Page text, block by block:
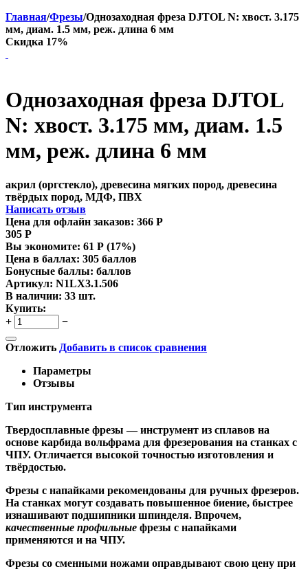
Главная/Фрезы/Однозаходная фреза DJTOL N: хвост. 3.175
мм, диам. 1.5 мм, реж. длина 6 мм
Скидка 17%
Однозаходная фреза DJTOL
N: хвост. 3.175 мм, диам. 1.5
мм, реж. длина 6 мм
акрил (оргстекло), древесина мягких пород, древесина
твёрдых пород, МДФ, ПВХ
Написать отзыв
Цена для офлайн заказов: 366 Р
305 Р
Вы экономите: 61 Р (17%)
Цена в баллах: 305 баллов
Бонусные баллы: баллов
Артикул: N1LX3.1.506
В наличии: 33 шт.
Купить:
+
−
Отложить Добавить в список сравнения
Параметры
Отзывы
Тип инструмента
Твердосплавные фрезы — инструмент из сплавов на
основе карбида вольфрама для фрезерования на станках с
ЧПУ. Отличается высокой точностью изготовления и
твёрдостью.
Фрезы с напайками рекомендованы для ручных фрезеров.
На станках могут создавать повышенное биение, быстрее
изнашивают подшипники шпинделя. Впрочем,
качественные профильные фрезы с напайками
применяются и на ЧПУ.
Фрезы со сменными ножами оправдывают свою цену при